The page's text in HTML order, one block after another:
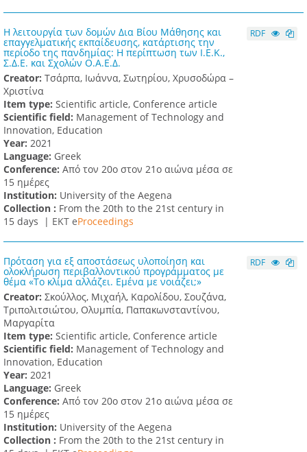
Η λειτουργία των δομών Δια Βίου Μάθησης και
επαγγελματικής εκπαίδευσης, κατάρτισης την
περίοδο της πανδημίας: Η περίπτωση των Ι.Ε.Κ.,
Σ.Δ.Ε. και Σχολών Ο.Α.Ε.Δ.
Creator: Τσάρπα, Ιωάννα, Σωτηρίου, Χρυσοδώρα –
Χριστίνα
Item type: Scientific article, Conference article
Scientific field: Management of Technology and
Innovation, Education
Υear: 2021
Language: Greek
Conference: Από τον 20ο στον 21ο αιώνα μέσα σε
15 ημέρες
Institution: University of the Aegena
Collection : From the 20th to the 21st century in
15 days | ΕΚΤ eProceedings
RDF
Πρόταση για εξ αποστάσεως υλοποίηση και
ολοκλήρωση περιβαλλοντικού προγράμματος με
θέμα «Το κλίμα αλλάζει. Εμένα με νοιάζει;»
Creator: Σκούλλος, Μιχαήλ, Καρολίδου, Σουζάνα,
Τριπολιτσιώτου, Ολυμπία, Παπακωνσταντίνου,
Μαργαρίτα
Item type: Scientific article, Conference article
Scientific field: Management of Technology and
Innovation, Education
Υear: 2021
Language: Greek
Conference: Από τον 20ο στον 21ο αιώνα μέσα σε
15 ημέρες
Institution: University of the Aegena
Collection : From the 20th to the 21st century in
RDF